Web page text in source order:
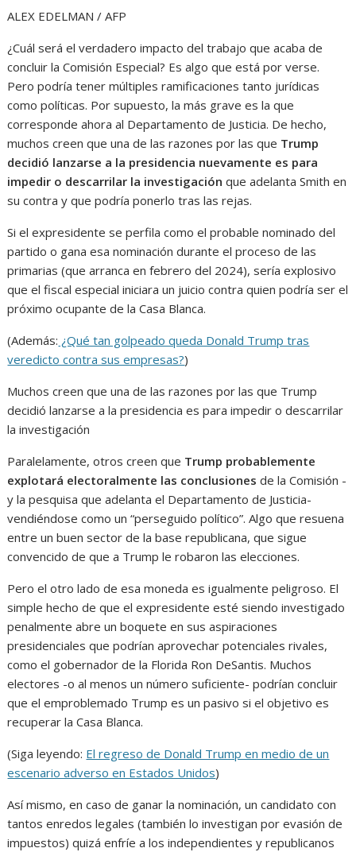
ALEX EDELMAN / AFP
¿Cuál será el verdadero impacto del trabajo que acaba de
concluir la Comisión Especial? Es algo que está por verse.
Pero podría tener múltiples ramificaciones tanto jurídicas
como políticas. Por supuesto, la más grave es la que
corresponde ahora al Departamento de Justicia. De hecho,
muchos creen que una de las razones por las que Trump
decidió lanzarse a la presidencia nuevamente es para
impedir o descarrilar la investigación que adelanta Smith en
su contra y que podría ponerlo tras las rejas.
Si el expresidente se perfila como el probable nominado del
partido o gana esa nominación durante el proceso de las
primarias (que arranca en febrero del 2024), sería explosivo
que el fiscal especial iniciara un juicio contra quien podría ser el
próximo ocupante de la Casa Blanca.
(Además: ¿Qué tan golpeado queda Donald Trump tras
veredicto contra sus empresas?)
Muchos creen que una de las razones por las que Trump
decidió lanzarse a la presidencia es para impedir o descarrilar
la investigación
Paralelamente, otros creen que Trump probablemente
explotará electoralmente las conclusionesde la Comisión -
y la pesquisa que adelanta el Departamento de Justicia-
vendiéndose como un “perseguido político”. Algo que resuena
entre un buen sector de la base republicana, que sigue
convencido de que a Trump le robaron las elecciones.
Pero el otro lado de esa moneda es igualmente peligroso. El
simple hecho de que el expresidente esté siendo investigado
penalmente abre un boquete en sus aspiraciones
presidenciales que podrían aprovechar potenciales rivales,
como el gobernador de la Florida Ron DeSantis. Muchos
electores -o al menos un número suficiente- podrían concluir
que el emproblemado Trump es un pasivo si el objetivo es
recuperar la Casa Blanca.
(Siga leyendo: El regreso de Donald Trump en medio de un
escenario adverso en Estados Unidos)
Así mismo, en caso de ganar la nominación, un candidato con
tantos enredos legales (también lo investigan por evasión de
impuestos) quizá enfríe a los independientes y republicanos